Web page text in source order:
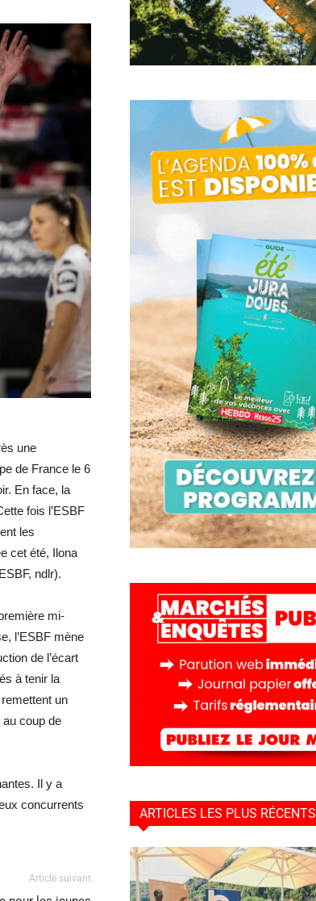
une
de France le 6
En face, la
fois l’ESBF
les
cet été, Ilona
ndlr).
mi-
l’ESBF mène
de l’écart
à tenir la
un
au coup de
Il y a
concurrents
Article suivant
ARTICLES LES PLUS RÉCENTS